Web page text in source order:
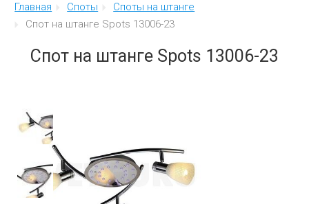
Люстры
Уличные
Распродажа
Еще
Главная Споты
Споты на штанге
Спот на штанге Spots 13006-23
Спот на штанге Spots 13006-23